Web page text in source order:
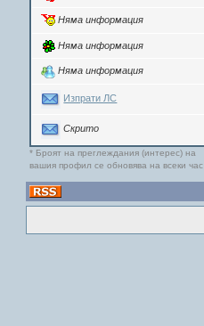
Няма информация
Няма информация
Няма информация
Изпрати ЛС
Скрито
* Броят на преглеждания (интерес) на
вашия профил се обновява на всеки час